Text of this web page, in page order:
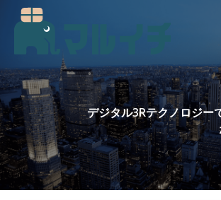
ツ
へ
ス
キ
ッ
プ
デジタル3Rテクノロジー